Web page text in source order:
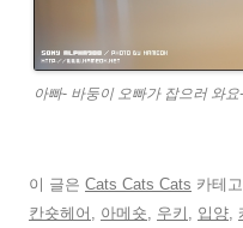
아빠- 바둥이 오빠가 잡으러 와요-
이 글은 Cats Cats Cats 카테
칸숏헤어 , 아메숏, 우키 , 입양,